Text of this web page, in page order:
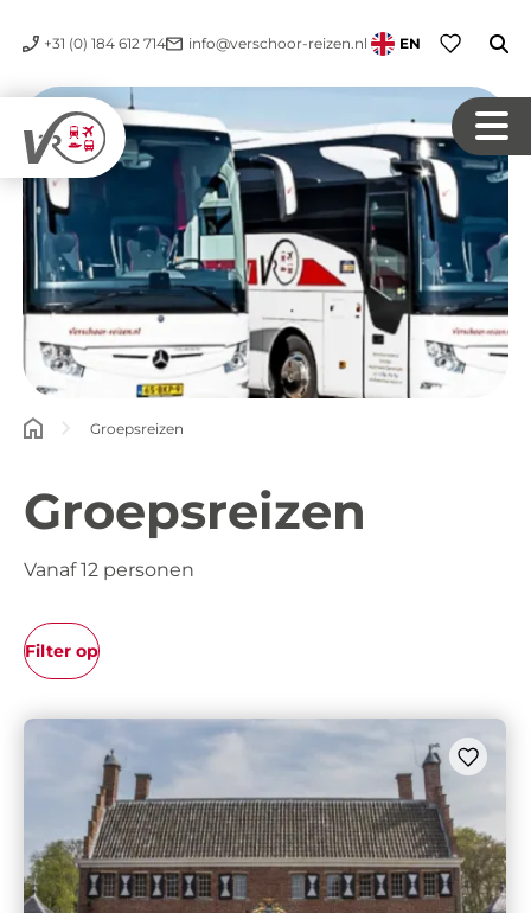
+31 (0) 184 612 714 info@verschoor-reizen.nl EN
Groepsreizen
Groepsreizen
Vanaf 12 personen
Filter op